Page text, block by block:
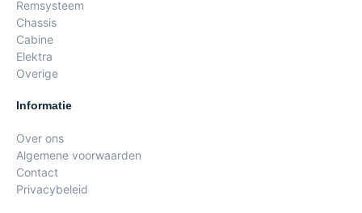
Remsysteem
Chassis
Cabine
Elektra
Overige
Informatie
Over ons
Algemene voorwaarden
Contact
Privacybeleid